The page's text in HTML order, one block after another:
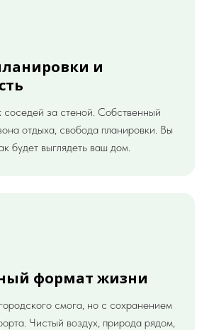
и
за стеной. Собственный
отдыха, свобода планировки. Вы
будет выглядеть ваш дом.
формат жизни
смога, но с сохранением
Чистый воздух, природа рядом,